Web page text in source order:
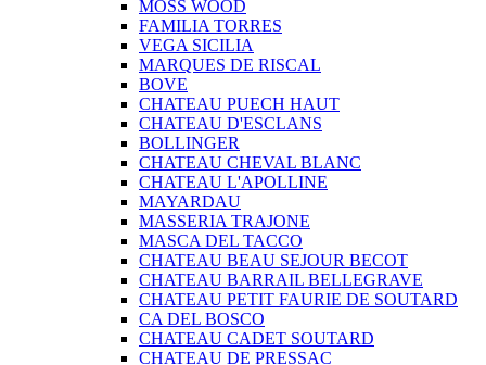
MOSS WOOD
FAMILIA TORRES
VEGA SICILIA
MARQUES DE RISCAL
BOVE
CHATEAU PUECH HAUT
CHATEAU D'ESCLANS
BOLLINGER
CHATEAU CHEVAL BLANC
CHATEAU L'APOLLINE
MAYARDAU
MASSERIA TRAJONE
MASCA DEL TACCO
CHATEAU BEAU SEJOUR BECOT
CHATEAU BARRAIL BELLEGRAVE
CHATEAU PETIT FAURIE DE SOUTARD
CA DEL BOSCO
CHATEAU CADET SOUTARD
CHATEAU DE PRESSAC